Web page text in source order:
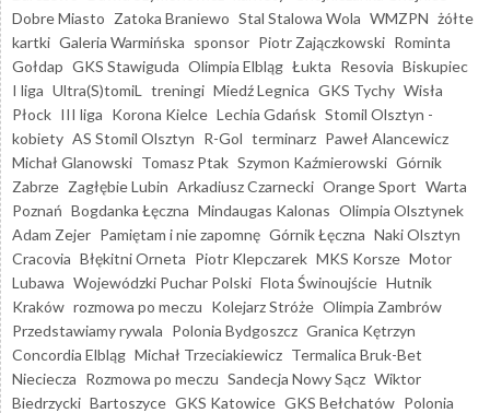
Dobre Miasto Zatoka Braniewo Stal Stalowa Wola WMZPN żółte
kartki Galeria Warmińska sponsor Piotr Zajączkowski Rominta
Gołdap GKS Stawiguda Olimpia Elbląg Łukta Resovia Biskupiec
I liga Ultra(S)tomiL treningi Miedź Legnica GKS Tychy Wisła
Płock III liga Korona Kielce Lechia Gdańsk Stomil Olsztyn -
kobiety AS Stomil Olsztyn R-Gol terminarz Paweł Alancewicz
Michał Glanowski Tomasz Ptak Szymon Kaźmierowski Górnik
Zabrze Zagłębie Lubin Arkadiusz Czarnecki Orange Sport Warta
Poznań Bogdanka Łęczna Mindaugas Kalonas Olimpia Olsztynek
Adam Zejer Pamiętam i nie zapomnę Górnik Łęczna Naki Olsztyn
Cracovia Błękitni Orneta Piotr Klepczarek MKS Korsze Motor
Lubawa Wojewódzki Puchar Polski Flota Świnoujście Hutnik
Kraków rozmowa po meczu Kolejarz Stróże Olimpia Zambrów
Przedstawiamy rywala Polonia Bydgoszcz Granica Kętrzyn
Concordia Elbląg Michał Trzeciakiewicz Termalica Bruk-Bet
Nieciecza Rozmowa po meczu Sandecja Nowy Sącz Wiktor
Biedrzycki Bartoszyce GKS Katowice GKS Bełchatów Polonia